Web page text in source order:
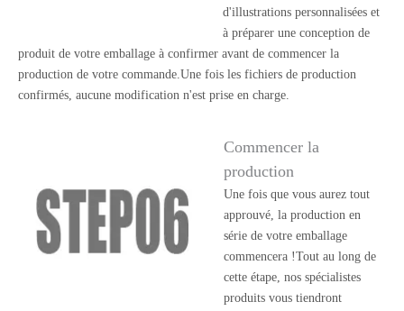
d'illustrations personnalisées et
à préparer une conception de
produit de votre emballage à confirmer avant de commencer la
production de votre commande.Une fois les fichiers de production
confirmés, aucune modification n'est prise en charge.
Commencer la
production
Une fois que vous aurez tout
approuvé, la production en
série de votre emballage
commencera !Tout au long de
cette étape, nos spécialistes
produits vous tiendront